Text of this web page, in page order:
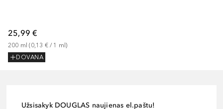
25,99 €
200 ml (0,13 € / 1 ml)
DOVANA
Užsisakyk DOUGLAS naujienas el.paštu!